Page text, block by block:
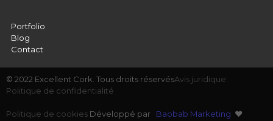
Portfolio
Blog
Contact
© 2022 Excellent Cork. Tous droits réservésAvis juridique
Politique de confidentialité
Politique de cookies Développé par Baobab Marketing ❤️